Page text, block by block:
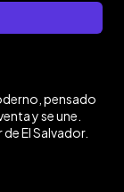
pensado
y se une.
El Salvador.